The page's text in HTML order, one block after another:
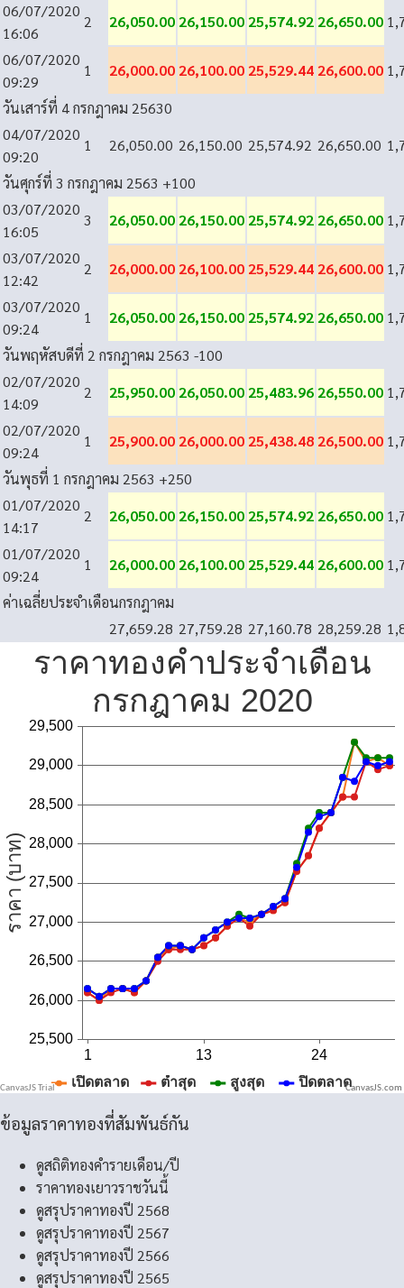
06/07/2020
16:06
2 26,050.00 26,150.00 25,574.92 26,650.00
06/07/2020
09:29
1 26,000.00 26,100.00 25,529.44 26,600.00
วันเสาร์ที่ 4 กรกฎาคม 25630
04/07/2020
09:20
1 26,050.00 26,150.00 25,574.92 26,650.00
วันศุกร์ที่ 3 กรกฎาคม 2563 +100
03/07/2020
16:05
3 26,050.00 26,150.00 25,574.92 26,650.00
03/07/2020
12:42
2 26,000.00 26,100.00 25,529.44 26,600.00
03/07/2020
09:24
1 26,050.00 26,150.00 25,574.92 26,650.00
วันพฤหัสบดีที่ 2 กรกฎาคม 2563 -100
02/07/2020
14:09
2 25,950.00 26,050.00 25,483.96 26,550.00
02/07/2020
09:24
1 25,900.00 26,000.00 25,438.48 26,500.00
วันพุธที่ 1 กรกฎาคม 2563 +250
01/07/2020
14:17
2 26,050.00 26,150.00 25,574.92 26,650.00
01/07/2020
09:24
1 26,000.00 26,100.00 25,529.44 26,600.00
ค่าเฉลี่ยประจำเดือนกรกฎาคม
27,659.28 27,759.28 27,160.78 28,259.28
CanvasJS.com
ข้อมูลราคาทองที่สัมพันธ์กัน
ดูสถิติทองคำรายเดือน/ปี
ราคาทองเยาวราชวันนี้
ดูสรุปราคาทองปี 2568
ดูสรุปราคาทองปี 2567
ดูสรุปราคาทองปี 2566
ดูสรุปราคาทองปี 2565